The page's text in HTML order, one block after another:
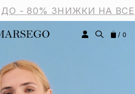
ДО - 80% ЗНИЖКИ НА ВСЕ
/ 0